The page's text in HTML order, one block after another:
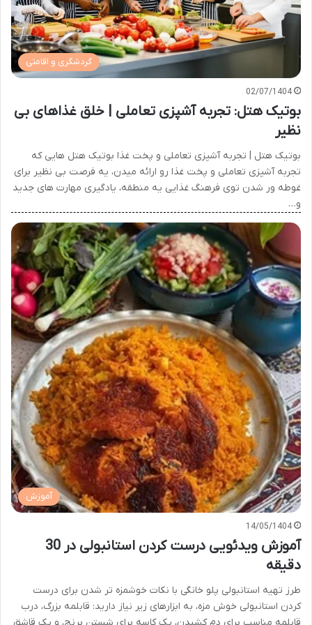
گردشگری و اقامتی
02/07/1404
بوتیک هتل: تجربه آشپزی تعاملی | خلق غذاهای بی
نظیر
بوتیک هتل | تجربه آشپزی تعاملی و پخت غذا بوتیک هتل هایی که
تجربه آشپزی تعاملی و پخت غذا رو ارائه میدن، یه فرصت بی نظیر برای
غوطه ور شدن توی فرهنگ غذایی یه منطقه، یادگیری مهارت های جدید
و…
آموزش
14/05/1404
آموزش ویدئویی درست کردن استانبولی در 30
دقیقه
طرز تهیه استانبولی پلو خانگی با نکات خوشمزه تر شدن برای درست
کردن استانبولی خوش مزه، به ابزارهای زیر نیاز دارید: قابلمه بزرگ، درب
قابلمه مناسب برای دم کشیدن، یک کاسه برای شستن برنج، و یک قاشق